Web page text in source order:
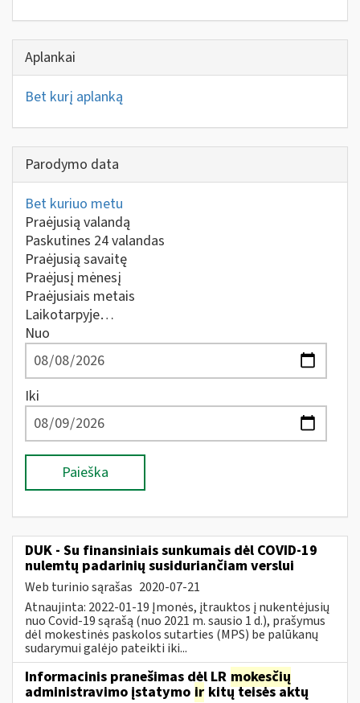
Aplankai
Bet kurį aplanką
Parodymo data
Bet kuriuo metu
Praėjusią valandą
Paskutines 24 valandas
Praėjusią savaitę
Praėjusį mėnesį
Praėjusiais metais
Laikotarpyje…
Nuo
Iki
Paieška
DUK - Su finansiniais sunkumais dėl COVID-19
nulemtų padarinių susiduriančiam verslui
Web turinio sąrašas 2020-07-21
Atnaujinta: 2022-01-19 Įmonės, įtrauktos į nukentėjusių
nuo Covid-19 sąrašą (nuo 2021 m. sausio 1 d.), prašymus
dėl mokestinės paskolos sutarties (MPS) be palūkanų
sudarymui galėjo pateikti iki...
Informacinis pranešimas dėl LR mokesčių
administravimo įstatymo ir kitų teisės aktų